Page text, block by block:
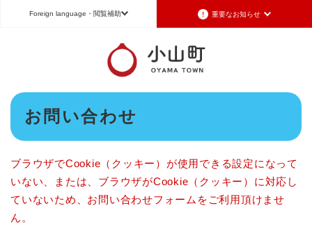
メニューを飛ばして本文へ
Foreign language ・閲覧補助 重要なお知らせ
Foreign language
日本語（Japanese） English（英語）
中文（簡体字）
Português（ポルトガル語）
文字サイズ 標準 拡大 背景色変更 白 黒 青
本
お問い合わせ
ブラウザでCookie（クッキー）が使用できる設定になって
いない、または、ブラウザがCookie（クッキー）に対応し
ていないため、お問い合わせフォームをご利用頂けませ
ん。